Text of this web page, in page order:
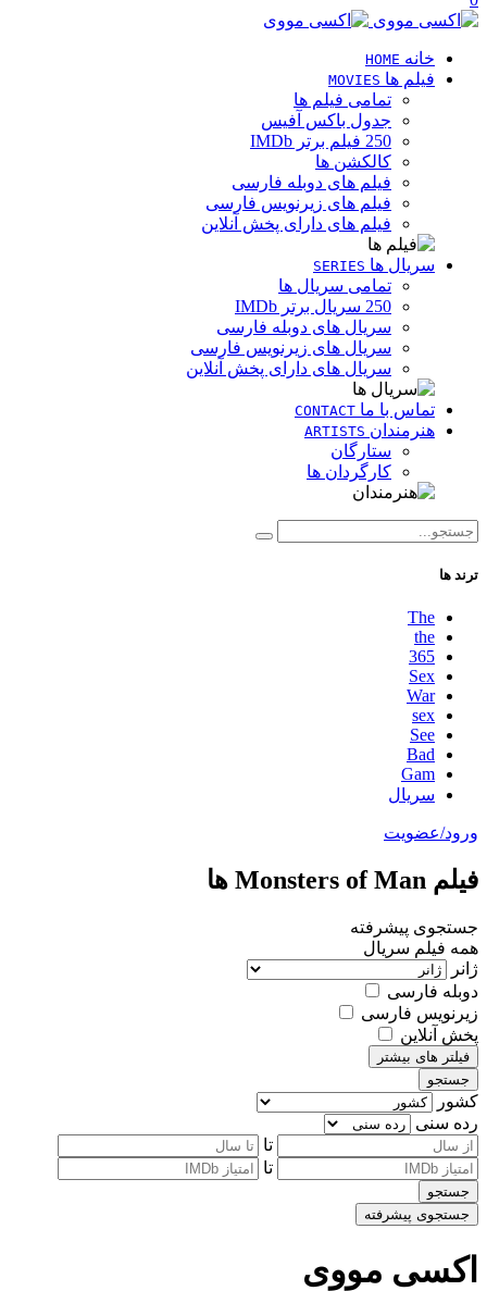
خانه HOME
فیلم ها MOVIES
تمامی فیلم ها
جدول باکس آفیس
250 فیلم برتر IMDb
کالکشن ها
فیلم های دوبله فارسی
فیلم های زیرنویس فارسی
فیلم های دارای پخش آنلاین
سریال ها SERIES
تمامی سریال ها
250 سریال برتر IMDb
سریال های دوبله فارسی
سریال های زیرنویس فارسی
سریال های دارای پخش آنلاین
تماس با ما CONTACT
هنرمندان ARTISTS
ستارگان
کارگردان ها
ترند ها
The
the
365
Sex
War
sex
See
Bad
Gam
سریال
ورود/عضویت
فیلم Monsters of Man ها
جستجوی پیشرفته
همه فیلم سریال
ژانر
دوبله فارسی
زیرنویس فارسی
پخش آنلاین
فیلتر های بیشتر
جستجو
کشور
رده سنی
تا
تا
جستجو
جستجوی پیشرفته
اکسی مووی